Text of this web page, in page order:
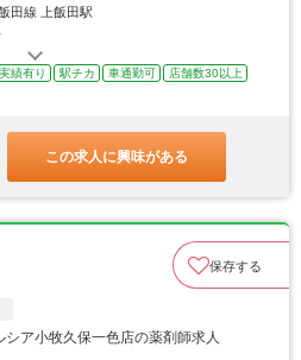
田線 上飯田駅
績有り 駅チカ 車通勤可
店舗数30以上
この求人に興味がある
保存する
ア小牧久保一色店の薬剤師求人